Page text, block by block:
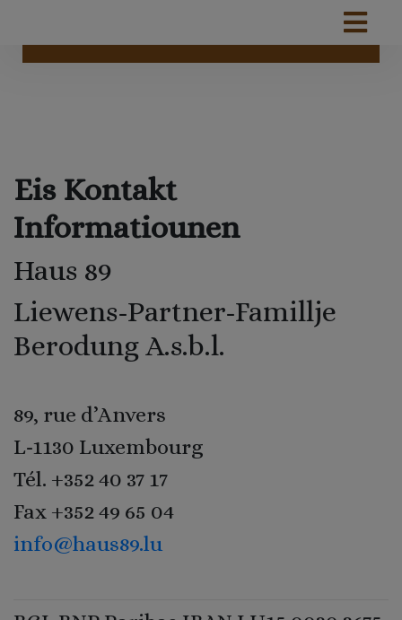
Eis Kontakt
Informatiounen
Haus 89
Liewens-Partner-Famillje
Berodung A.s.b.l.
89, rue d’Anvers
L-1130 Luxembourg
Tél. +352 40 37 17
Fax +352 49 65 04
info@haus89.lu